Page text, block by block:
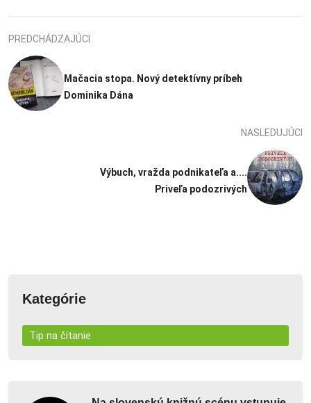
PREDCHÁDZAJÚCI
Mačacia stopa. Nový detektívny príbeh
Dominika Dána
NASLEDUJÚCI
Výbuch, vražda podnikateľa a....
Priveľa podozrivých
Kategórie
Tip na čítanie